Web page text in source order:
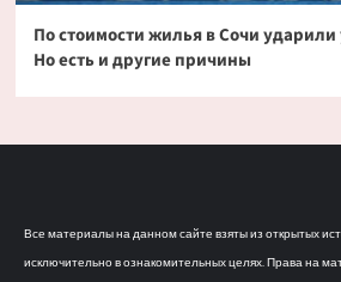
По стоимости жилья в Сочи
Но есть и другие причины
Все материалы на данном сайте взяты из открытых
исключительно в ознакомительных целях. Права на